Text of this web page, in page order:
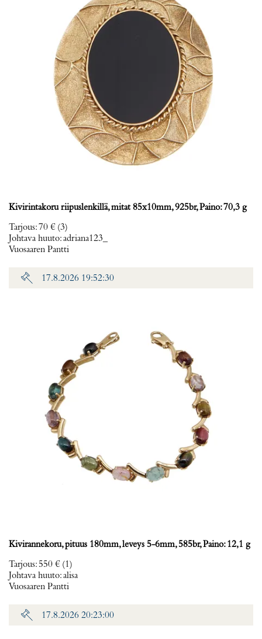
Kivirintakoru riipuslenkillä, mitat 85x10mm, 925br, Paino: 70,3 g
Tarjous:70 € (3)
Johtava huuto:adriana123_
Vuosaaren Pantti
17.8.2026 19:52:30
Kivirannekoru, pituus 180mm, leveys 5-6mm, 585br, Paino: 12,1 g
Tarjous: 550 € (1)
Johtava huuto:alisa
Vuosaaren Pantti
17.8.2026 20:23:00